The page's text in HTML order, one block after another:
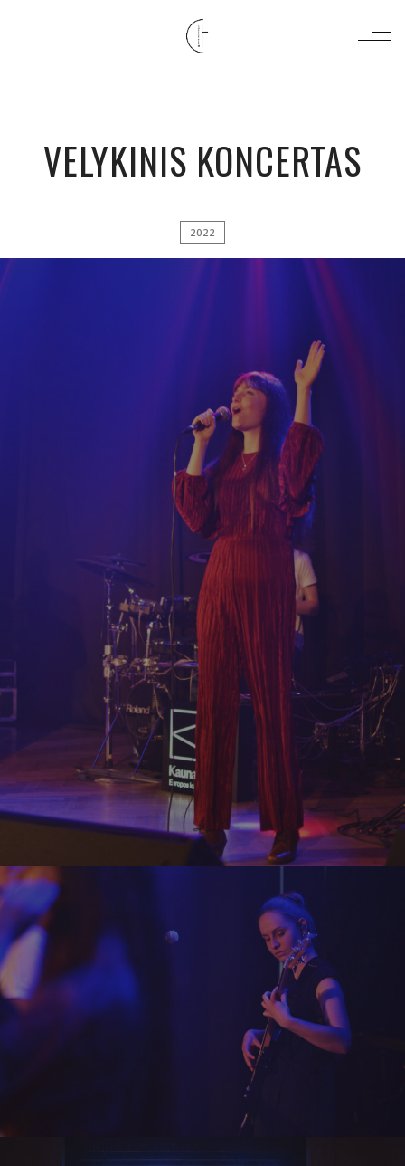
VELYKINIS KONCERTAS
2022